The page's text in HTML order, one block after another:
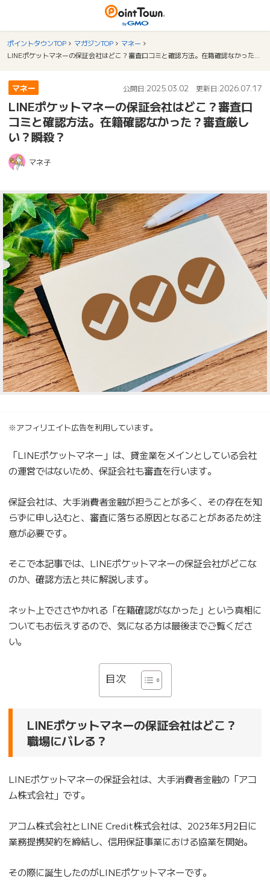
ポイントタウンTOP マガジンTOP
マネー
マネー 公開日:2025.03.02 更新日:2026.07.17
LINEポケットマネーの保証会社はどこ？審査口
コミと確認方法。在籍確認なかった？審査厳し
い？瞬殺？
マネ子
※アフィリエイト広告を利用しています。
「LINEポケットマネー」は、貸金業をメインとしている会社
の運営ではないため、保証会社も審査を行います。
保証会社は、大手消費者金融が担うことが多く、その存在を知
らずに申し込むと、審査に落ちる原因となることがあるため注
意が必要です。
そこで本記事では、LINEポケットマネーの保証会社がどこな
のか、確認方法と共に解説します。
ネット上でささやかれる「在籍確認がなかった」という真相に
ついてもお伝えするので、気になる方は最後までご覧くださ
い。
目次
LINEポケットマネーの保証会社はどこ？
職場にバレる？
LINEポケットマネーの保証会社は、大手消費者金融の「アコ
ム株式会社」です。
アコム株式会社とLINE Credit株式会社は、2023年3月2日に
業務提携契約を締結し、信用保証事業における協業を開始。
その際に誕生したのがLINEポケットマネーです。